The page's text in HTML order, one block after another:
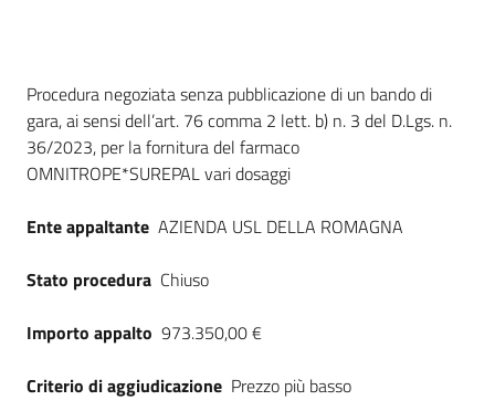
telematiche
English
Seguici
Dati del bando
Procedura negoziata senza pubblicazione di un bando di
gara, ai sensi dell’art. 76 comma 2 lett. b) n. 3 del D.Lgs. n.
36/2023, per la fornitura del farmaco
OMNITROPE*SUREPAL vari dosaggi
Ente appaltante AZIENDA USL DELLA ROMAGNA
Stato procedura Chiuso
Importo appalto 973.350,00 €
Criterio di aggiudicazione Prezzo più basso